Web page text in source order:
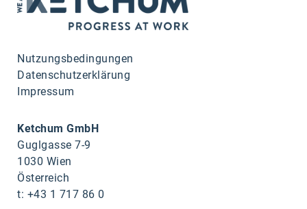
Nutzungsbedingungen
Datenschutzerklärung
Impressum
Ketchum GmbH
Guglgasse 7-9
1030 Wien
Österreich
t: +43 1 717 86 0